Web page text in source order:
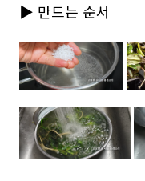
▶ 만드는 순서